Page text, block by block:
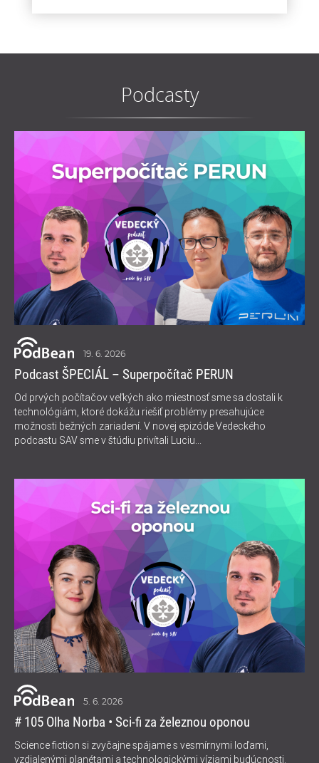
Podcasty
19. 6. 2026
Podcast ŠPECIÁL – Superpočítač PERUN
Od prvých počítačov veľkých ako miestnosť sme sa dostali k
technológiám, ktoré dokážu riešiť problémy presahujúce
možnosti bežných zariadení. V novej epizóde Vedeckého
podcastu SAV sme v štúdiu privítali Luciu...
5. 6. 2026
# 105 Olha Norba • Sci-fi za železnou oponou
Science fiction si zvyčajne spájame s vesmírnymi loďami,
vzdialenými planétami a technologickými víziami budúcnosti.